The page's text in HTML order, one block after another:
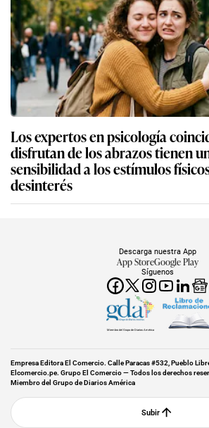
Los expertos en psicología
disfrutan de los abrazos tienen
sensibilidad a los estímulos
desinterés
Síguenos
Descarga nuestra App
App StoreGoogle Play
Miembro del Grupo de Diarios América
Empresa Editora El Comercio. Calle Paracas #532, Pueblo
Elcomercio.pe. Grupo El Comercio — Todos los derechos
Miembro del Grupo de Diarios América
Subir